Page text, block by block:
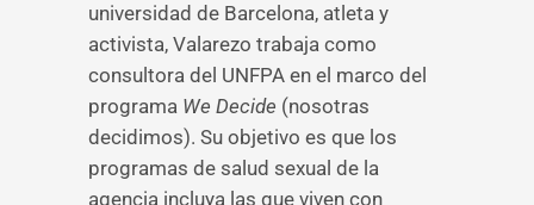
universidad de Barcelona, atleta y
activista, Valarezo trabaja como
consultora del UNFPA en el marco del
programa We Decide (nosotras
decidimos). Su objetivo es que los
programas de salud sexual de la
agencia incluya las que viven con